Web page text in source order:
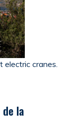
cranes.
la